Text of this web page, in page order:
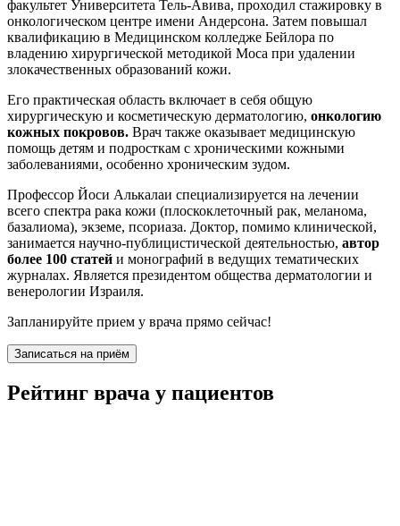
факультет Университета Тель-Авива, проходил стажировку в
онкологическом центре имени Андерсона. Затем повышал
квалификацию в Медицинском колледже Бейлора по
владению хирургической методикой Моса при удалении
злокачественных образований кожи.
Его практическая область включает в себя общую
хирургическую и косметическую дерматологию, онкологию
кожных покровов. Врач также оказывает медицинскую
помощь детям и подросткам с хроническими кожными
заболеваниями, особенно хроническим зудом.
Профессор Йоси Алькалаи специализируется на лечении
всего спектра рака кожи (плоскоклеточный рак, меланома,
базалиома), экземе, псориаза. Доктор, помимо клинической,
занимается научно-публицистической деятельностью, автор
более 100 статей и монографий в ведущих тематических
журналах. Является президентом общества дерматологии и
венерологии Израиля.
Запланируйте прием у врача прямо сейчас!
Записаться на приём
Рейтинг врача у пациентов